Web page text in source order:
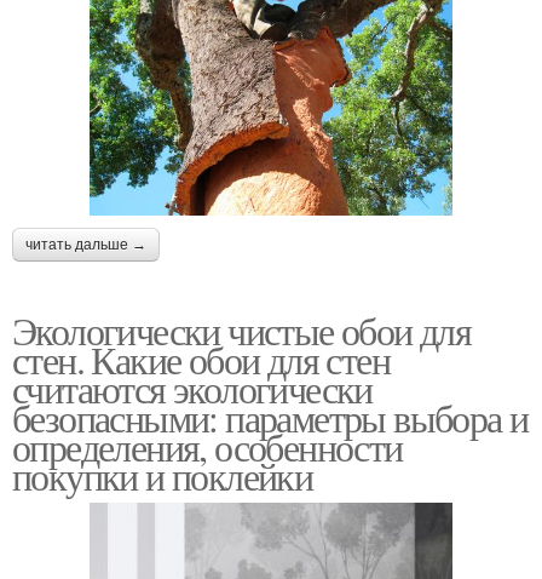
читать дальше →
Экологически чистые обои для
стен. Какие обои для стен
считаются экологически
безопасными: параметры выбора и
определения, особенности
покупки и поклейки